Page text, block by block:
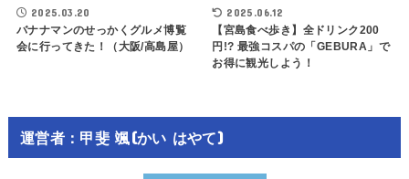
2025.03.20
バナナマンのせっかくグルメ博覧
会に行ってきた！（大阪/高島屋）
2025.06.12
【宮島食べ歩き】全ドリンク200
円!? 最強コスパの「GEBURA」で
お得に観光しよう！
運営者：甲斐 颯(かい はやて)